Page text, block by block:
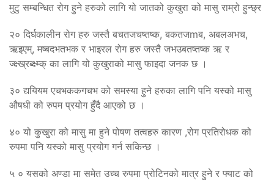
मुटु सम्बन्धित रोग हुने हरुको लागि यो जातको कुखुरा को मासु राम्रो हुन्छ्र
२० दिर्घकालीन रोग हरु जस्तै बचतजचष्तष्क, बकतजmब, अबलअभच,
ऋइएम्, मष्बदभतभक र भाइरल रोग हरु जस्तै जभउबतष्तष्क ऋ र
ज्क्ष्ख्रब्क्ष्म्क् का लागि यो कुखुराको मासु फाइदा जनक छ ।
३० द्ययियम एचभककगचभ को समस्या हुने हरुका लागि पनि यस्को मासु
औषधी को रुपम प्रयोग हुँदै आएको छ ।
४० यो कुखुरा को मासु मा हुने पोषण तत्वहरु कारण ,रोग प्रतिरोधक को
रुपमा पनि यस्को मासु प्रयोग गर्न सकिन्छ ।
५ ० यसको अण्डा मा समेत उच्च रुपमा प्रोटिनको मात्र हुने र फ्याट को